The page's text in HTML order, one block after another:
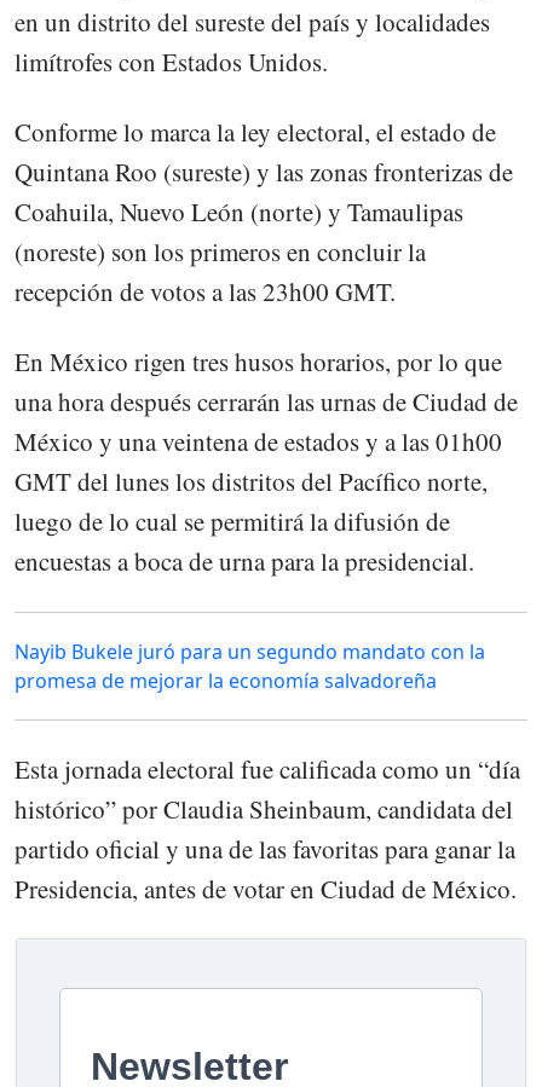
en un distrito del sureste del país y localidades
limítrofes con Estados Unidos.
Conforme lo marca la ley electoral, el estado de
Quintana Roo (sureste) y las zonas fronterizas de
Coahuila, Nuevo León (norte) y Tamaulipas
(noreste) son los primeros en concluir la
recepción de votos a las 23h00 GMT.
En México rigen tres husos horarios, por lo que
una hora después cerrarán las urnas de Ciudad de
México y una veintena de estados y a las 01h00
GMT del lunes los distritos del Pacífico norte,
luego de lo cual se permitirá la difusión de
encuestas a boca de urna para la presidencial.
Nayib Bukele juró para un segundo mandato con la
promesa de mejorar la economía salvadoreña
Esta jornada electoral fue calificada como un “día
histórico” por Claudia Sheinbaum, candidata del
partido oficial y una de las favoritas para ganar la
Presidencia, antes de votar en Ciudad de México.